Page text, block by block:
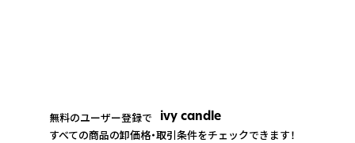
ivy candle
無料のユーザー登録で
すべての商品の卸価格・取引条件をチェックできます！